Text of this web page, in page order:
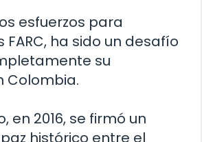
esfuerzos para
ha sido un desafío
su
Colombia.
en 2016, se firmó un
histórico entre el